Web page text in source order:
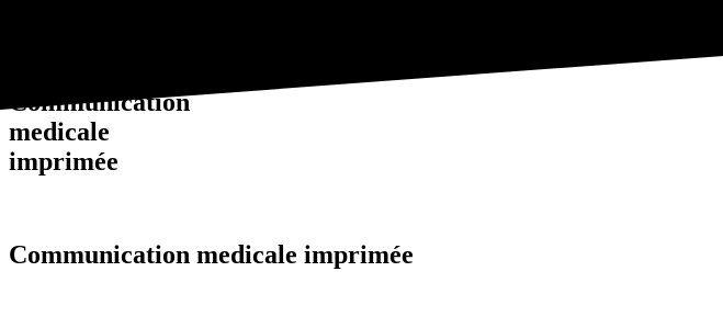
Communication
medicale
imprimée
Communication medicale imprimée